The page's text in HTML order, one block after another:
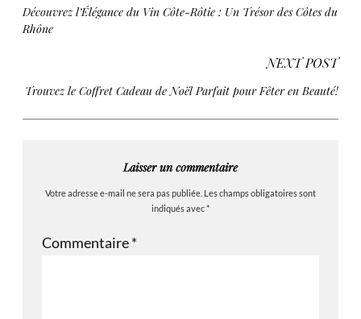
Découvrez l’Élégance du Vin Côte-Rôtie : Un Trésor des Côtes du
Rhône
NEXT POST
Trouvez le Coffret Cadeau de Noël Parfait pour Fêter en Beauté!
Laisser un commentaire
Votre adresse e-mail ne sera pas publiée. Les champs obligatoires sont
indiqués avec*
Commentaire*